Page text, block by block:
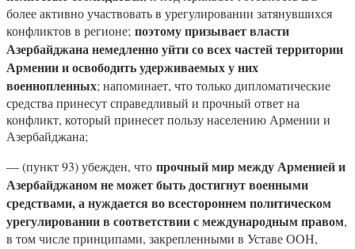
более активно участвовать в урегулировании затянувшихся
конфликтов в регионе; поэтому призывает власти
Азербайджана немедленно уйти со всех частей территории
Армении и освободить удерживаемых у них
военнопленных; напоминает, что только дипломатические
средства принесут справедливый и прочный ответ на
конфликт, который принесет пользу населению Армении и
Азербайджана;
— (пункт 93) убежден, что прочный мир между Арменией и
Азербайджаном не может быть достигнут военными
средствами, а нуждается во всестороннем политическом
урегулировании в соответствии с международным правом,
в том числе принципами, закрепленными в Уставе ООН,